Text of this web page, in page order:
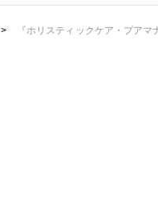
> 『ホリスティックケア・プア